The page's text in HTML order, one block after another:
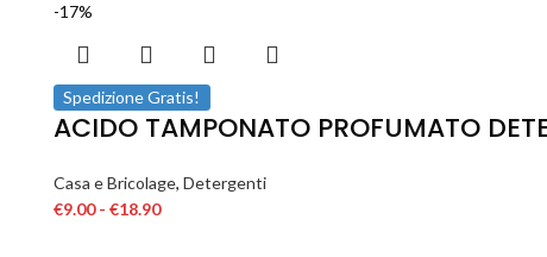
-17%
Spedizione Gratis!
ACIDO TAMPONATO PROFUMATO
Casa e Bricolage, Detergenti
€9.00 - €18.90